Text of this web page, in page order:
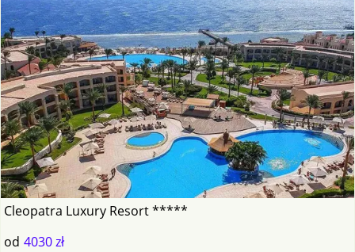
Cleopatra Luxury Resort *****
od 4030 zł